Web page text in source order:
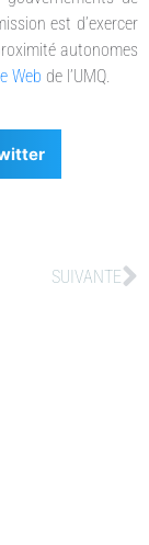
est d’exercer
autonomes
Web de l’UMQ.
SUIVANTE